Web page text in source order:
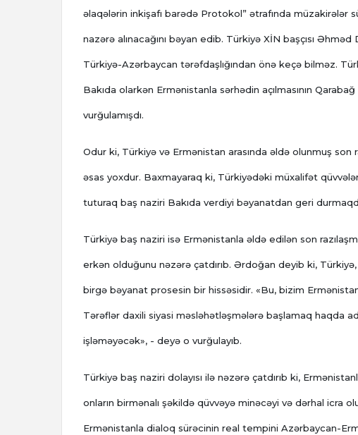
əlaqələrin inkişafı barədə Protokol” ətrafında müzakirələr
nazərə alınacağını bəyan edib. Türkiyə XİN başçısı
Türkiyə-Azərbaycan tərəfdaşlığından önə keçə bilməz.
Bakıda olarkən Ermənistanla sərhədin açılmasının
vurğulamışdı.
Odur ki, Türkiyə və Ermənistan arasında əldə olunmuş son
əsas yoxdur. Baxmayaraq ki, Türkiyədəki müxalifət
tuturaq baş naziri Bakıda verdiyi bəyanatdan geri
Türkiyə baş naziri isə Ermənistanla əldə edilən son
erkən olduğunu nəzərə çatdırıb. Ərdoğan deyib ki,
birgə bəyanat prosesin bir hissəsidir. «Bu, bizim
Tərəflər daxili siyasi məsləhətləşmələrə başlamaq haqda
işləməyəcək», - deyə o vurğulayıb.
Türkiyə baş naziri dolayısı ilə nəzərə çatdırıb ki,
onların birmənalı şəkildə qüvvəyə minəcəyi və dərhal icra
Ermənistanla dialoq sürəcinin real tempini Azərbaycan-